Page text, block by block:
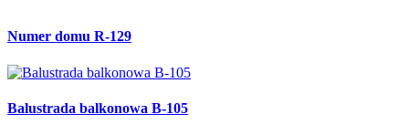
Numer domu R-129
Balustrada balkonowa B-105